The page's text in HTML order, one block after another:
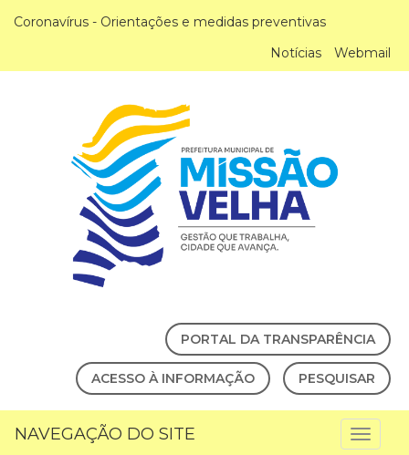
Coronavírus - Orientações e medidas preventivas
Notícias
Webmail
PORTAL DA TRANSPARÊNCIA
ACESSO À INFORMAÇÃO PESQUISAR
NAVEGAÇÃO DO SITE